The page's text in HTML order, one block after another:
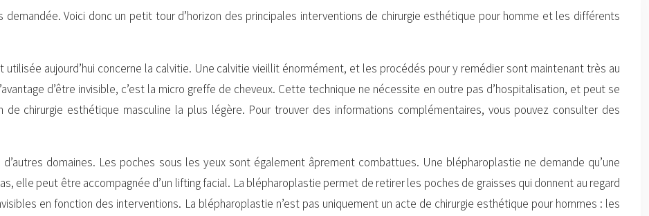
demandée. Voici donc un petit tour d’horizon des principales interventions de chirurgie esthétique pour homme et les différents
aujourd’hui concerne la calvitie. Une calvitie vieillit énormément, et les procédés pour y remédier sont maintenant très au
d’être invisible, c’est la micro greffe de cheveux. Cette technique ne nécessite en outre pas d’hospitalisation, et peut se
de chirurgie esthétique masculine la plus légère. Pour trouver des informations complémentaires, vous pouvez consulter des
domaines. Les poches sous les yeux sont également âprement combattues. Une blépharoplastie ne demande qu’une
elle peut être accompagnée d’un lifting facial. La blépharoplastie permet de retirer les poches de graisses qui donnent au regard
en fonction des interventions. La blépharoplastie n’est pas uniquement un acte de chirurgie esthétique pour hommes : les